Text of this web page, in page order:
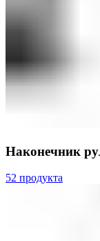
Наконечник
52 продукта